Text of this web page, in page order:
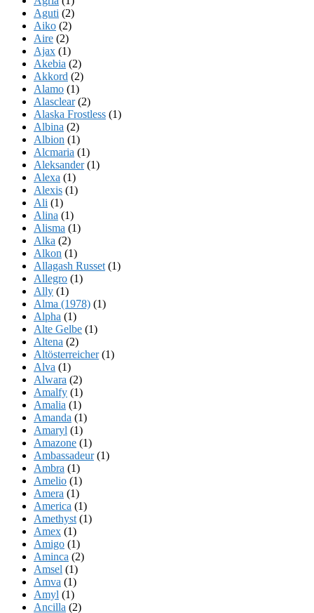
Aguti (2)
Aiko (2)
Aire (2)
Ajax (1)
Akebia (2)
Akkord (2)
Alamo (1)
Alasclear(2)
Alaska Frostless (1)
Albina (2)
Albion (1)
Alcmaria (1)
Aleksander(1)
Alexa (1)
Alexis (1)
Ali (1)
Alina (1)
Alisma (1)
Alka (2)
Alkon (1)
Allagash Russet (1)
Allegro (1)
Ally (1)
Alma (1978) (1)
Alpha (1)
Alte Gelbe (1)
Altena (2)
Altösterreicher(1)
Alva (1)
Alwara (2)
Amalfy (1)
Amalia (1)
Amanda (1)
Amaryl (1)
Amazone (1)
Ambassadeur(1)
Ambra (1)
Amelio (1)
Amera (1)
America (1)
Amethyst (1)
Amex (1)
Amigo (1)
Aminca (2)
Amsel (1)
Amva (1)
Amyl (1)
Ancilla (2)